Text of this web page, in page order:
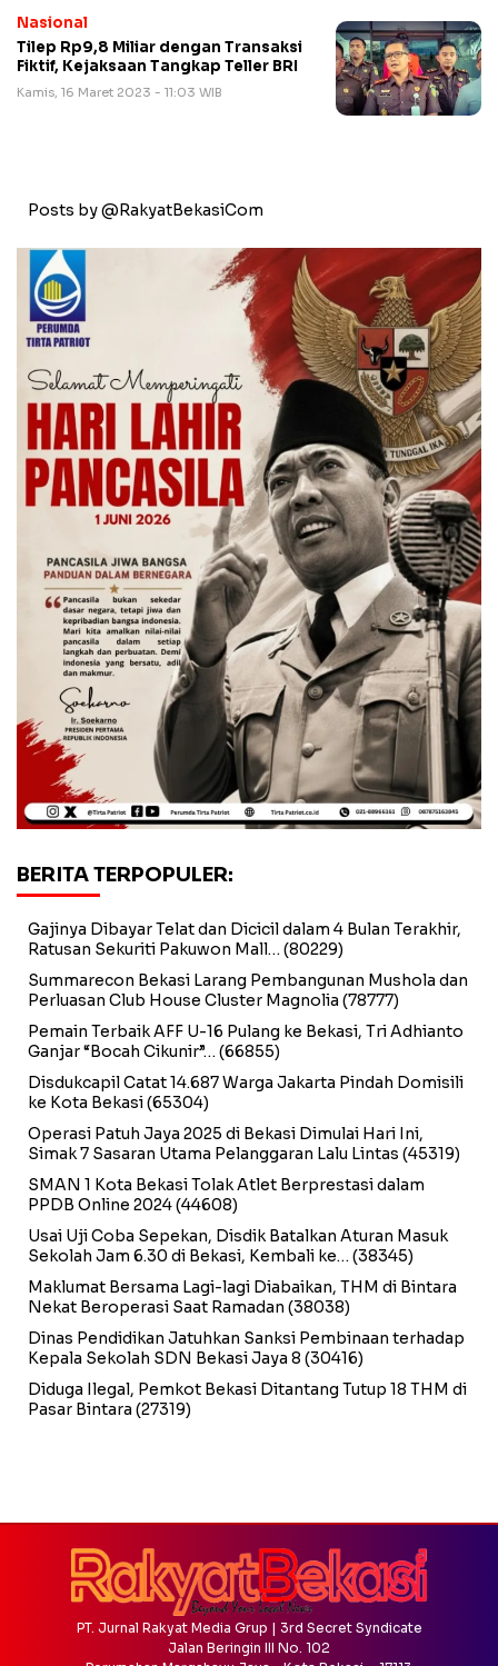
Nasional
Tilep Rp9,8 Miliar dengan Transaksi
Fiktif, Kejaksaan Tangkap Teller BRI
Kamis, 16 Maret 2023 - 11:03 WIB
Posts by @RakyatBekasiCom
BERITA TERPOPULER:
Gajinya Dibayar Telat dan Dicicil dalam 4 Bulan Terakhir,
Ratusan Sekuriti Pakuwon Mall… (80229)
Summarecon Bekasi Larang Pembangunan Mushola dan
Perluasan Club House Cluster Magnolia (78777)
Pemain Terbaik AFF U-16 Pulang ke Bekasi, Tri Adhianto
Ganjar “Bocah Cikunir”… (66855)
Disdukcapil Catat 14.687 Warga Jakarta Pindah Domisili
ke Kota Bekasi(65304)
Operasi Patuh Jaya 2025 di Bekasi Dimulai Hari Ini,
Simak 7 Sasaran Utama Pelanggaran Lalu Lintas (45319)
SMAN 1 Kota Bekasi Tolak Atlet Berprestasi dalam
PPDB Online 2024(44608)
Usai Uji Coba Sepekan, Disdik Batalkan Aturan Masuk
Sekolah Jam 6.30 di Bekasi, Kembali ke… (38345)
Maklumat Bersama Lagi-lagi Diabaikan, THM di Bintara
Nekat Beroperasi Saat Ramadan (38038)
Dinas Pendidikan Jatuhkan Sanksi Pembinaan terhadap
Kepala Sekolah SDN Bekasi Jaya 8 (30416)
Diduga Ilegal, Pemkot Bekasi Ditantang Tutup 18 THM di
Pasar Bintara (27319)
PT. Jurnal Rakyat Media Grup | 3rd Secret Syndicate
Jalan Beringin III No. 102